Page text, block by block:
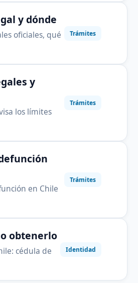
y dónde
oficiales, qué
Trámites
y
los límites
Trámites
en Chile
Trámites
obtenerlo
cédula de
Identidad